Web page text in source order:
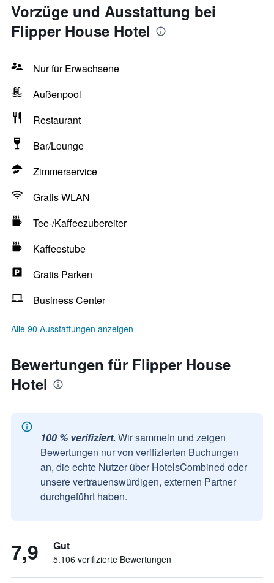
Vorzüge und Ausstattung bei
Flipper House Hotel
Nur für Erwachsene
Außenpool
Restaurant
Bar/Lounge
Zimmerservice
Gratis WLAN
Tee-/Kaffeezubereiter
Kaffeestube
Gratis Parken
Business Center
Alle 90 Ausstattungen anzeigen
Bewertungen für Flipper House
Hotel
100 % verifiziert. Wir sammeln und zeigen
Bewertungen nur von verifizierten Buchungen
an, die echte Nutzer über HotelsCombined oder
unsere vertrauenswürdigen, externen Partner
durchgeführt haben.
7,9 Gut
5.106 verifizierte Bewertungen